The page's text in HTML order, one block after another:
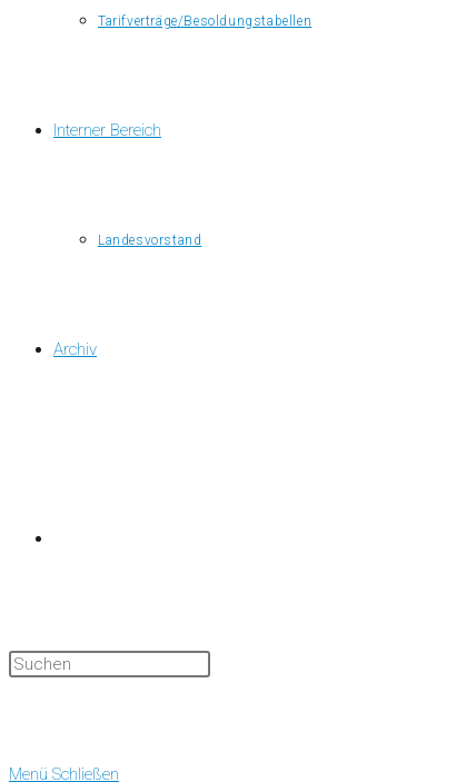
Tarifverträge/Besoldungstabellen
Interner Bereich
Landesvorstand
Archiv
Menü Schließen